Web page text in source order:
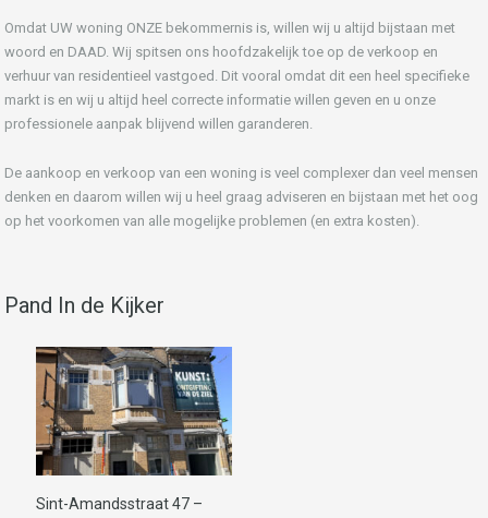
Omdat UW woning ONZE bekommernis is, willen wij u altijd bijstaan met
woord en DAAD. Wij spitsen ons hoofdzakelijk toe op de verkoop en
verhuur van residentieel vastgoed. Dit vooral omdat dit een heel specifieke
markt is en wij u altijd heel correcte informatie willen geven en u onze
professionele aanpak blijvend willen garanderen.
De aankoop en verkoop van een woning is veel complexer dan veel mensen
denken en daarom willen wij u heel graag adviseren en bijstaan met het oog
op het voorkomen van alle mogelijke problemen (en extra kosten).
Pand In de Kijker
Sint-Amandsstraat 47 –